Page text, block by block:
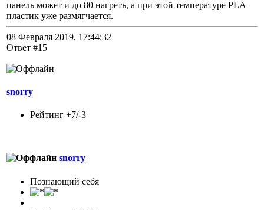
панель может и до 80 нагреть, а при этой температуре PLA
пластик уже размягчается.
08 Февраля 2019, 17:44:32
Ответ #15
snorry
Рейтинг +7/-3
snorry
Познающий себя